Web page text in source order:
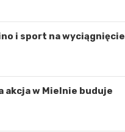
i sport na wyciągnięcie
akcja w Mielnie buduje